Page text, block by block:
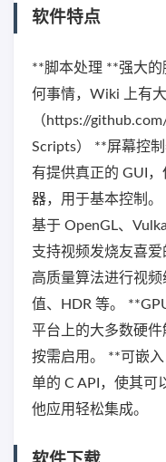
软件特点
**脚本处理 **强大
何事情，Wiki 上有
（https://
Scripts） **屏幕控
有提供真正的 GUI
器，用于基本控制
基于 OpenGL、
支持视频发烧友喜
高质量算法进行视
值、HDR 等。
平台上的大多数硬
按需启用。 **可嵌
单的 C API，使其可
他应用轻松集成。